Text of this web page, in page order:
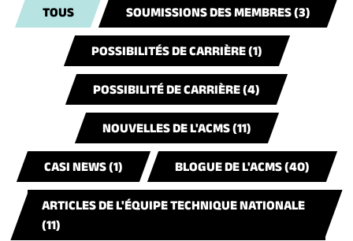
TOUS SOUMISSIONS DES MEMBRES (3)
POSSIBILITÉS DE CARRIÈRE (1)
POSSIBILITÉ DE CARRIÈRE (4)
NOUVELLES DE L'ACMS (11)
CASI NEWS (1) BLOGUE DE L'ACMS (40)
ARTICLES DE L'ÉQUIPE TECHNIQUE NATIONALE
(11)